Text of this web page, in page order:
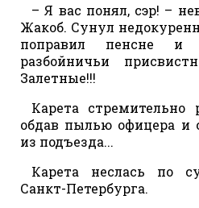
– Я вас понял, сэр! –
Жакоб. Сунул
поправил пенсне
разбойничьи
Залетные!!!
Карета стремительно
обдав пылью офицера и
из подъезда...
Карета неслась по
Санкт-Петербурга.